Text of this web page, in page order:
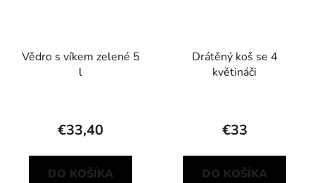
Vědro s víkem zelené 5
l
€33,40
DO KOŠÍKA
Drátěný koš se 4
květináči
€33
DO KOŠÍKA